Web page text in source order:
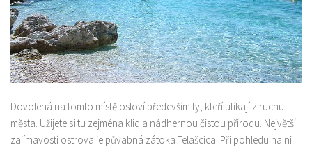
Dovolená na tomto místě osloví především ty, kteří utíkají z ruchu
města. Užijete si tu zejména klid a nádhernou čistou přírodu. Největší
zajímavostí ostrova je půvabná zátoka Telašcica. Při pohledu na ni